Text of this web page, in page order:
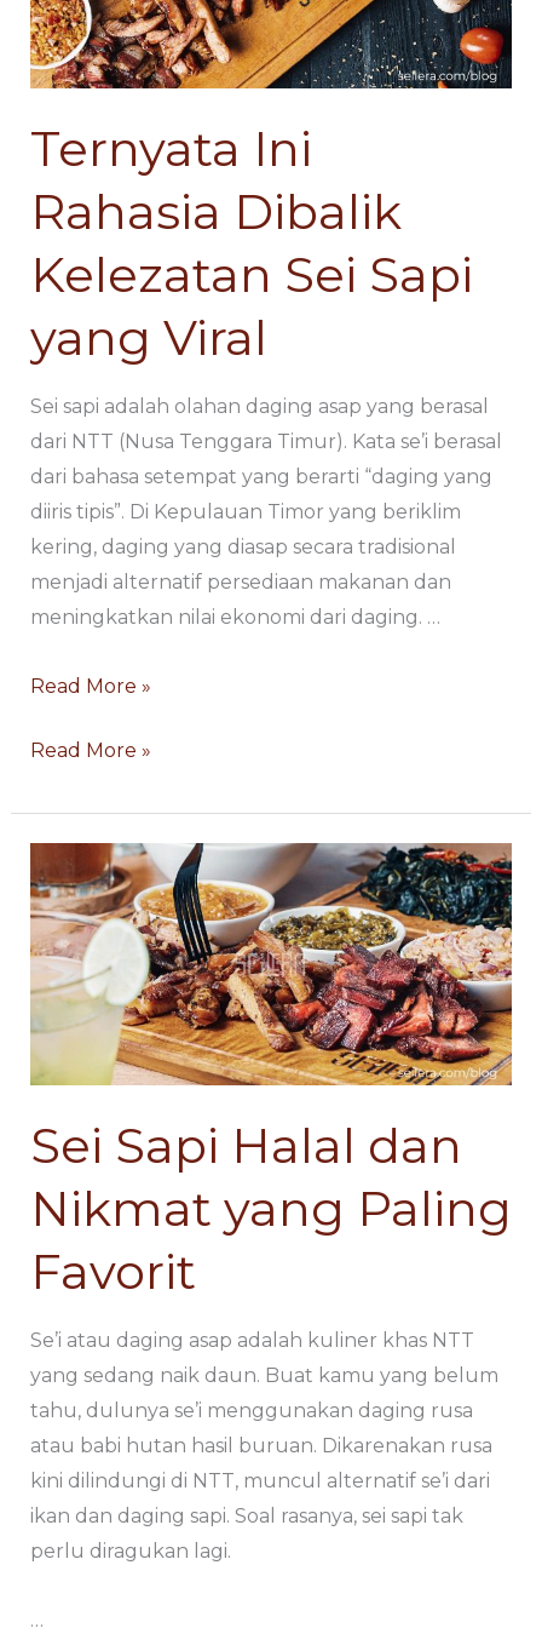
Ternyata Ini
Rahasia Dibalik
Kelezatan Sei Sapi
yang Viral
Sei sapi adalah olahan daging asap yang berasal
dari NTT (Nusa Tenggara Timur). Kata se’i berasal
dari bahasa setempat yang berarti “daging yang
diiris tipis”. Di Kepulauan Timor yang beriklim
kering, daging yang diasap secara tradisional
menjadi alternatif persediaan makanan dan
meningkatkan nilai ekonomi dari daging. …
Sei
Sapi
Viral
Read More »
Sei
Sapi
Viral
Read More »
Sei Sapi Halal dan
Nikmat yang Paling
Favorit
Se’i atau daging asap adalah kuliner khas NTT
yang sedang naik daun. Buat kamu yang belum
tahu, dulunya se’i menggunakan daging rusa
atau babi hutan hasil buruan. Dikarenakan rusa
kini dilindungi di NTT, muncul alternatif se’i dari
ikan dan daging sapi. Soal rasanya, sei sapi tak
perlu diragukan lagi.
…
Sapi
Halal
dan
Nikmat
yang
Paling
Sapi
Halal
dan
Nikmat
yang
Paling